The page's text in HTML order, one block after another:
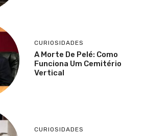
CURIOSIDADES
A Morte De Pelé: Como
Funciona Um Cemitério
Vertical
CURIOSIDADES